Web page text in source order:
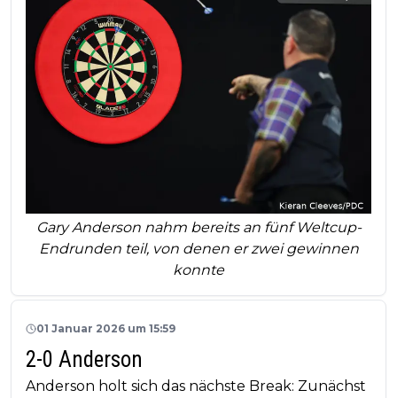
Gary Anderson nahm bereits an fünf Weltcup-
Endrunden teil, von denen er zwei gewinnen
konnte
01 Januar 2026 um 15:59
2-0 Anderson
Anderson holt sich das nächste Break: Zunächst